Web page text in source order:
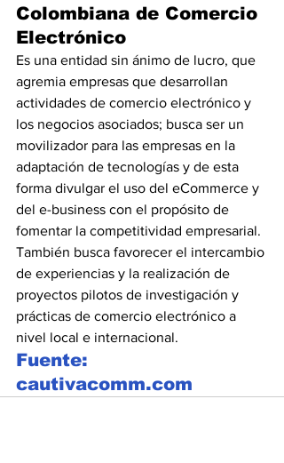
Colombiana de Comercio
Electrónico
Es una entidad sin ánimo de lucro, que
agremia empresas que desarrollan
actividades de comercio electrónico y
los negocios asociados; busca ser un
movilizador para las empresas en la
adaptación de tecnologías y de esta
forma divulgar el uso del eCommerce y
del e-business con el propósito de
fomentar la competitividad empresarial.
También busca favorecer el intercambio
de experiencias y la realización de
proyectos pilotos de investigación y
prácticas de comercio electrónico a
nivel local e internacional.
Fuente:
cautivacomm.com